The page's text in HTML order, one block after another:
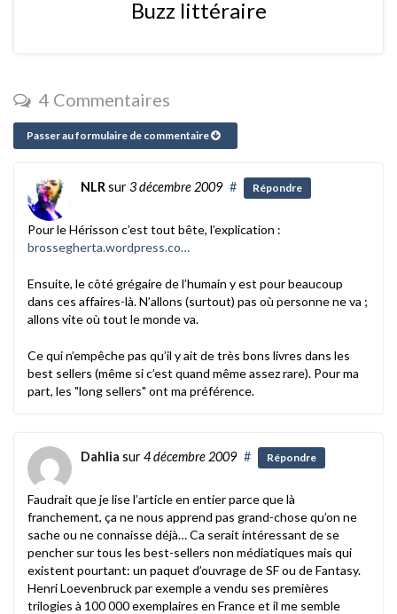
Buzz littéraire
4 Commentaires
Passer au formulaire de commentaire
NLRsur3 décembre 2009 # Répondre
Pour le Hérisson c’est tout bête, l’explication :
brossegherta.wordpress.co…
Ensuite, le côté grégaire de l’humain y est pour beaucoup
dans ces affaires-là. N’allons (surtout) pas où personne ne va ;
allons vite où tout le monde va.
Ce qui n’empêche pas qu’il y ait de très bons livres dans les
best sellers (même si c’est quand même assez rare). Pour ma
part, les "long sellers" ont ma préférence.
Dahlia sur4 décembre 2009 # Répondre
Faudrait que je lise l’article en entier parce que là
franchement, ça ne nous apprend pas grand-chose qu’on ne
sache ou ne connaisse déjà… Ca serait intéressant de se
pencher sur tous les best-sellers non médiatiques mais qui
existent pourtant: un paquet d’ouvrage de SF ou de Fantasy.
Henri Loevenbruck par exemple a vendu ses premières
trilogies à 100 000 exemplaires en France et il me semble